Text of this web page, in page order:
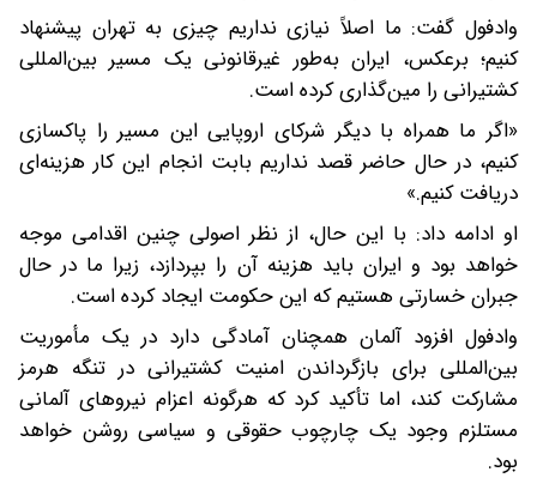
وادفول گفت: ما اصلاً نیازی نداریم چیزی به تهران پیشنهاد
کنیم؛ برعکس، ایران به‌طور غیرقانونی یک مسیر بین‌المللی
کشتیرانی را مین‌گذاری کرده است.
«اگر ما همراه با دیگر شرکای اروپایی این مسیر را پاکسازی
کنیم، در حال حاضر قصد نداریم بابت انجام این کار هزینه‌ای
دریافت کنیم.»
او ادامه داد: با این حال، از نظر اصولی چنین اقدامی موجه
خواهد بود و ایران باید هزینه آن را بپردازد، زیرا ما در حال
جبران خسارتی هستیم که این حکومت ایجاد کرده است.
وادفول افزود آلمان همچنان آمادگی دارد در یک مأموریت
بین‌المللی برای بازگرداندن امنیت کشتیرانی در تنگه هرمز
مشارکت کند، اما تأکید کرد که هرگونه اعزام نیروهای آلمانی
مستلزم وجود یک چارچوب حقوقی و سیاسی روشن خواهد
بود.